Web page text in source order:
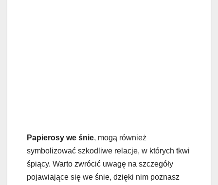
Papierosy we śnie, mogą również
symbolizować szkodliwe relacje, w których tkwi
śpiący. Warto zwrócić uwagę na szczegóły
pojawiające się we śnie, dzięki nim poznasz